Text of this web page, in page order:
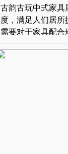
古韵古玩中式家
度，满足人们居
需要对于家具配